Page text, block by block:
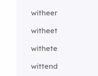
witheer
witheet
withete
wittend